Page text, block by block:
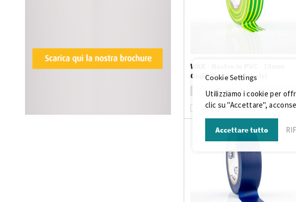
WKK - Nastro in PVC - 19mm -
Giallo/Verde - 10 metri
Richiedi prezzo
Aggiungi al confronto
Cookie Settings
Utilizziamo i cookie per
clic su "Accettare",
Accettare tutto